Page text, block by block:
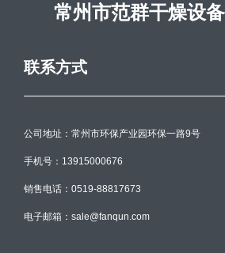
常州市范群干燥设
联系方式
公司地址：常州市环保产业园环保一路9号
手机号：13915000676
销售电话：0519-88817673
电子邮箱：sale@fanqun.com